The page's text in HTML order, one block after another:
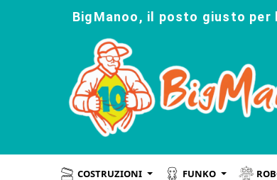
BigManoo, il posto giusto per
COSTRUZIONI FUNKO